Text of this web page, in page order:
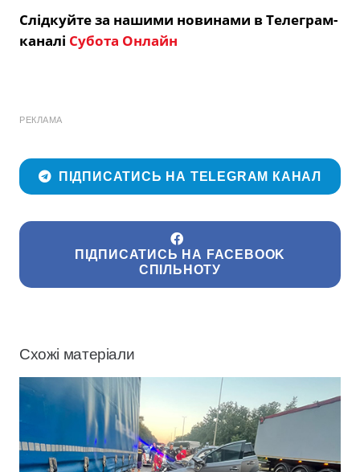
Слідкуйте за нашими новинами в Телеграм-
каналі Субота Онлайн
РЕКЛАМА
ПІДПИСАТИСЬ НА TELEGRAM КАНАЛ
ПІДПИСАТИСЬ НА FACEBOOK
СПІЛЬНОТУ
Схожі матеріали